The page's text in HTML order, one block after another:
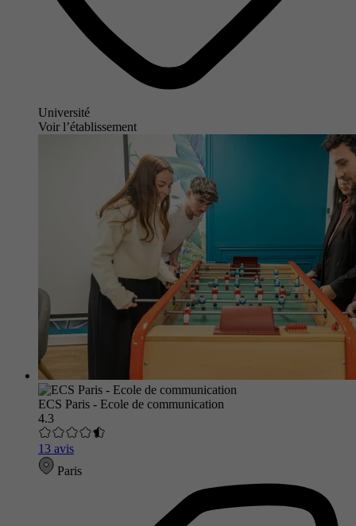
Université
Voir l’établissement
ECS Paris - Ecole de communication
4.3
13 avis
Paris